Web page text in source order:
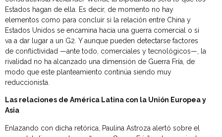
Estados hagan de ella. Es decir, de momento no hay
elementos como para concluir si la relación entre China y
Estados Unidos se encamina hacia una guerra comercial o si
va a dar lugar a un G2. Y aunque pueden detectarse factores
de conflictividad —ante todo, comerciales y tecnológicos—, la
rivalidad no ha alcanzado una dimensión de Guerra Fría, de
modo que este planteamiento continúa siendo muy
reduccionista.
Las relaciones de América Latina con la Unión Europea y
Asia
Enlazando con dicha retórica, Paulina Astroza alertó sobre el